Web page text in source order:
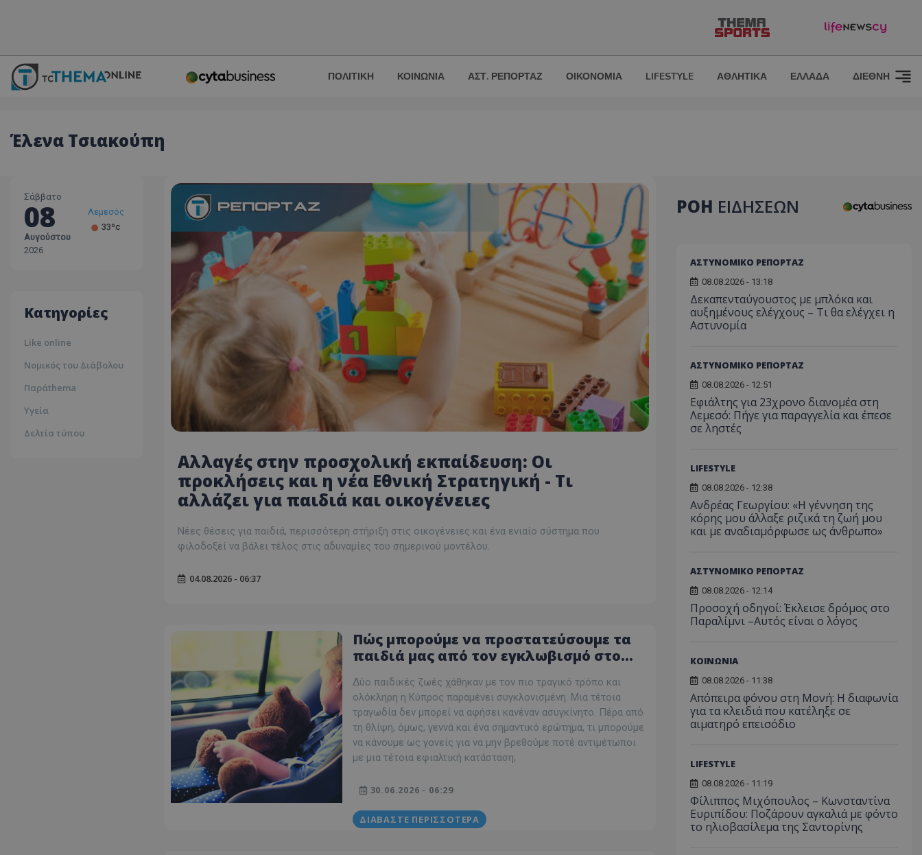
ΠΟΛΙΤΙΚΗ ΚΟΙΝΩΝΙΑ ΑΣΤ. ΡΕΠΟΡΤΑΖ ΟΙΚΟΝΟΜΙΑ LIFESTYLE ΑΘΛΗΤΙΚΑ ΕΛΛΑΔΑ ΔΙΕΘΝΗ
Έλενα Τσιακούπη
Σάββατο
08
Αυγούστου
2026
Λεμεσός
33ºc
Κατηγορίες
Like online
Νομικός του Διάβολου
Παράthema
Υγεία
Δελτία τύπου
Αλλαγές στην προσχολική εκπαίδευση: Οι
προκλήσεις και η νέα Εθνική Στρατηγική - Τι
αλλάζει για παιδιά και οικογένειες
Νέες θέσεις για παιδιά, περισσότερη στήριξη στις οικογένειες και ένα ενιαίο σύστημα που
φιλοδοξεί να βάλει τέλος στις αδυναμίες του σημερινού μοντέλου.
04.08.2026 - 06:37
Πώς μπορούμε να προστατεύσουμε τα
παιδιά μας από τον εγκλωβισμό στο
σώζουν ζωές
Δύο παιδικές ζωές χάθηκαν με τον πιο τραγικό τρόπο και
ολόκληρη η Κύπρος παραμένει συγκλονισμένη. Μια τέτοια
τραγωδία δεν μπορεί να αφήσει κανέναν ασυγκίνητο. Πέρα από
τη θλίψη, όμως, γεννά και ένα σημαντικό ερώτημα, τι μπορούμε
να κάνουμε ως γονείς για να μην βρεθούμε ποτέ αντιμέτωποι
με μια τέτοια εφιαλτική κατάσταση;
30.06.2026 - 06:29
ΔΙΑΒΆΣΤΕ ΠΕΡΙΣΣΌΤΕΡΑ
ΡΟΗ ΕΙΔΗΣΕΩΝ
ΑΣΤΥΝΟΜΙΚΟ ΡΕΠΟΡΤΑΖ
08.08.2026 - 13:18
Δεκαπενταύγουστος με μπλόκα και
αυξημένους ελέγχους – Τι θα ελέγχει η
Αστυνομία
ΑΣΤΥΝΟΜΙΚΟ ΡΕΠΟΡΤΑΖ
08.08.2026 - 12:51
Εφιάλτης για 23χρονο διανομέα στη
Λεμεσό: Πήγε για παραγγελία και έπεσε
σε ληστές
LIFESTYLE
08.08.2026 - 12:38
Ανδρέας Γεωργίου: «Η γέννηση της
κόρης μου άλλαξε ριζικά τη ζωή μου
και με αναδιαμόρφωσε ως άνθρωπο»
ΑΣΤΥΝΟΜΙΚΟ ΡΕΠΟΡΤΑΖ
08.08.2026 - 12:14
Προσοχή οδηγοί: Έκλεισε δρόμος στο
Παραλίμνι –Αυτός είναι ο λόγος
ΚΟΙΝΩΝΙΑ
08.08.2026 - 11:38
Απόπειρα φόνου στη Μονή: Η διαφωνία
για τα κλειδιά που κατέληξε σε
αιματηρό επεισόδιο
LIFESTYLE
08.08.2026 - 11:19
Φίλιππος Μιχόπουλος – Κωνσταντίνα
Ευριπίδου: Ποζάρουν αγκαλιά με φόντο
το ηλιοβασίλεμα της Σαντορίνης